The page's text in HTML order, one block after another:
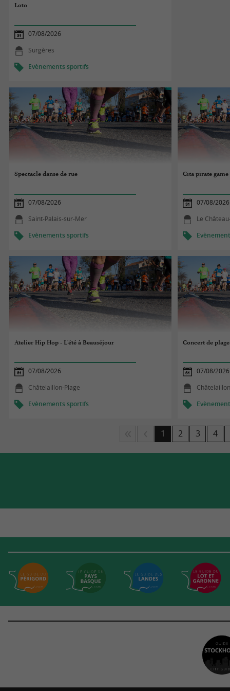
Loto
07/08/2026
Surgères
Evènements sportifs
Spectacle danse de rue
07/08/2026
Saint-Palais-sur-Mer
Evènements sportifs
Cita pirate game
07/08/2026
Le
Atelier Hip Hop - L'été à Beauséjour
07/08/2026
Châtelaillon-Plage
Evènements sportifs
Concert de
07/08/2026
1 2 3 4